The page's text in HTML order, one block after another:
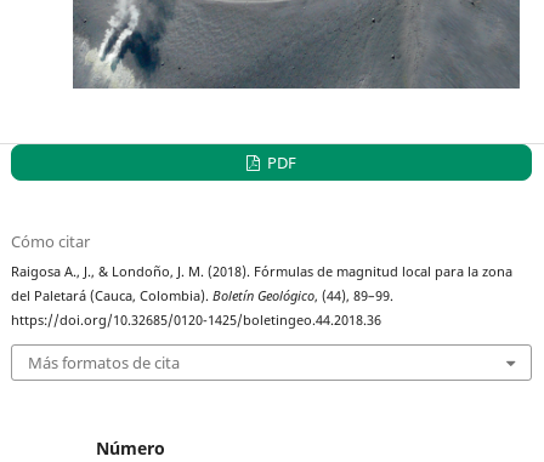
PDF
Cómo citar
Raigosa A., J., & Londoño, J. M. (2018). Fórmulas de magnitud local para la zona
del Paletará (Cauca, Colombia).Boletín Geológico, (44), 89–99.
https://doi.org/10.32685/0120-1425/boletingeo.44.2018.36
Más formatos de cita
Número